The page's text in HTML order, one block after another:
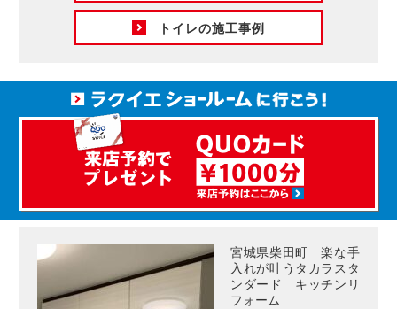
トイレの施工事例
宮城県柴田町 楽な手
入れが叶うタカラスタ
ンダード キッチンリ
フォーム